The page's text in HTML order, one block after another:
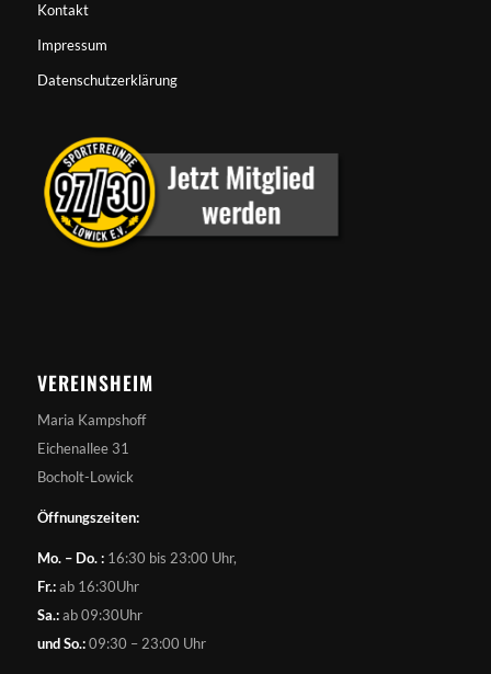
Kontakt
Impressum
Datenschutzerklärung
VEREINSHEIM
Maria Kampshoff
Eichenallee 31
Bocholt-Lowick
Öffnungszeiten:
Mo. – Do. :16:30 bis 23:00 Uhr,
Fr.:ab 16:30Uhr
Sa.:ab 09:30Uhr
und So.:09:30 – 23:00 Uhr